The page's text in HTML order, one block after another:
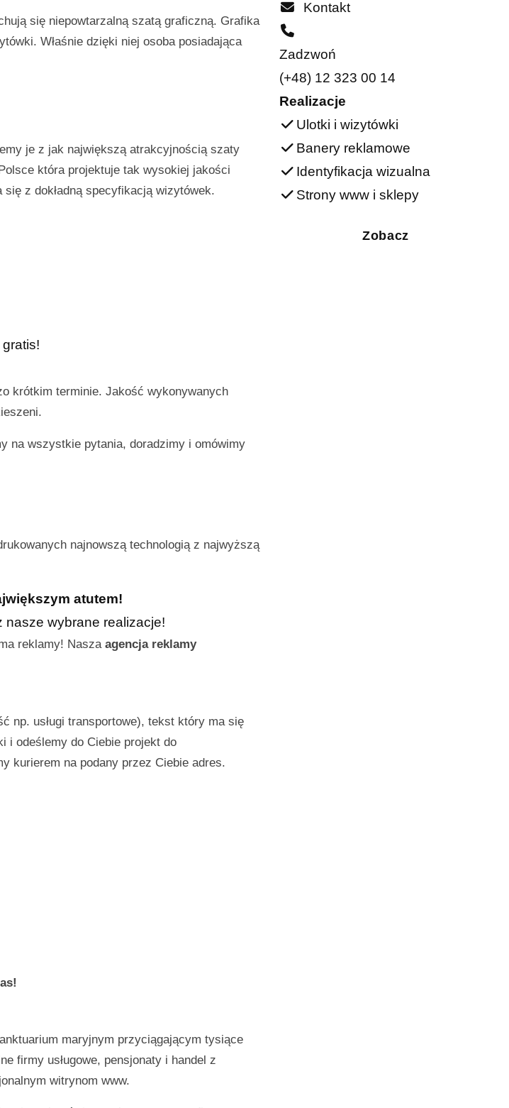
się niepowtarzalną szatą graficzną. Grafika
Właśnie dzięki niej osoba posiadająca
je z jak największą atrakcyjnością szaty
która projektuje tak wysokiej jakości
z dokładną specyfikacją wizytówek.
krótkim terminie. Jakość wykonywanych
na wszystkie pytania, doradzimy i omówimy
najnowszą technologią z najwyższą
atutem!
nasze wybrane realizacje!
reklamy! Nasza agencja reklamy
np. usługi transportowe), tekst który ma się
i odeślemy do Ciebie projekt do
kurierem na podany przez Ciebie adres.
maryjnym przyciągającym tysiące
firmy usługowe, pensjonaty i handel z
witrynom www.
Kontakt
Zadzwoń
(+48) 12 323 00 14
Realizacje
Ulotki i wizytówki
Banery reklamowe
Identyfikacja wizualna
Strony www i sklepy
Zobacz